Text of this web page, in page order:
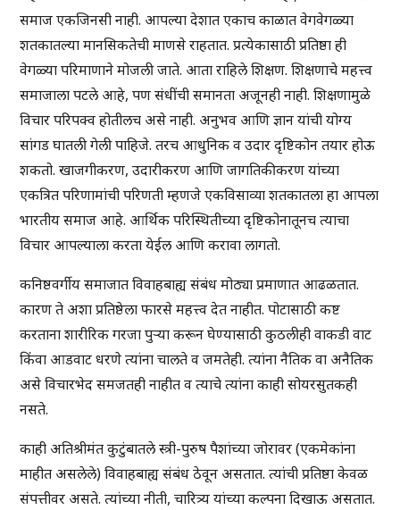
समाज एकजिनसी नाही. आपल्या देशात एकाच काळात वेगवेगळ्या
शतकातल्या मानसिकतेची माणसे राहतात. प्रत्येकासाठी प्रतिष्ठा ही
वेगळ्या परिमाणाने मोजली जाते. आता राहिले शिक्षण. शिक्षणाचे महत्त्व
समाजाला पटले आहे, पण संधींची समानता अजूनही नाही. शिक्षणामुळे
विचार परिपक्व होतीलच असे नाही. अनुभव आणि ज्ञान यांची योग्य
सांगड घातली गेली पाहिजे. तरच आधुनिक व उदार दृष्टिकोन तयार होऊ
शकतो. खाजगीकरण, उदारीकरण आणि जागतिकीकरण यांच्या
एकत्रित परिणामांची परिणती म्हणजे एकविसाव्या शतकातला हा आपला
भारतीय समाज आहे. आर्थिक परिस्थितीच्या दृष्टिकोनातूनच त्याचा
विचार आपल्याला करता येईल आणि करावा लागतो.
कनिष्ठवर्गीय समाजात विवाहबाह्य संबंध मोठ्या प्रमाणात आढळतात.
कारण ते अशा प्रतिष्ठेला फारसे महत्त्व देत नाहीत. पोटासाठी कष्ट
करताना शारीरिक गरजा पुऱ्या करून घेण्यासाठी कुठलीही वाकडी वाट
किंवा आडवाट धरणे त्यांना चालते व जमतेही. त्यांना नैतिक वा अनैतिक
असे विचारभेद समजतही नाहीत व त्याचे त्यांना काही सोयरसुतकही
नसते.
काही अतिश्रीमंत कुटुंबातले स्त्री-पुरुष पैशांच्या जोरावर (एकमेकांना
माहीत असलेले) विवाहबाह्य संबंध ठेवून असतात. त्यांची प्रतिष्ठा केवळ
संपत्तीवर असते. त्यांच्या नीती, चारित्र्य यांच्या कल्पना दिखाऊ असतात.